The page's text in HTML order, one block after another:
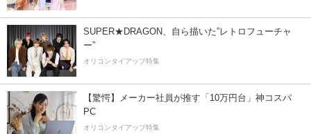
SUPER★DRAGON、自ら描いた”レトロフューチャ
ー”
オリコンタイアップ特集
【驚愕】メーカー社員が推す「10万円台」神コスパ
PC
オリコンタイアップ特集